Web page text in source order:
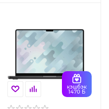
кэшбэк
1470 Б